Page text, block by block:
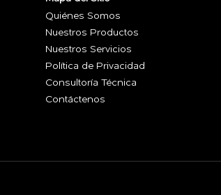
Quiénes Somos
Nuestros Productos
Nuestros Servicios
Política de Privacidad
Consultoría Técnica
Contáctenos